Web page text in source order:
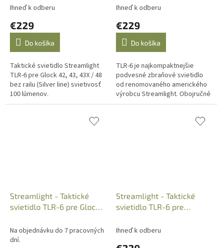
69270
Ihneď k odberu
€229
Do košíka
Taktické svietidlo Streamlight
TLR-6 pre Glock 42, 43, 43X / 48
bez railu (Silver line) svietivosť
100 lúmenov.
69286
Ihneď k odberu
€229
Do košíka
TLR-6 je najkompaktnejšie
podvesné zbraňové svietidlo
od renomovaného amerického
výrobcu Streamlight. Obojručné
ovládanie tlačidlom na oboch
Streamlight - Taktické
svietidlo TLR-6 pre Glock
Na objednávku do 7 pracovných
dní.
Streamlight - Taktické
svietidlo TLR-6 pre
Ihneď k odberu